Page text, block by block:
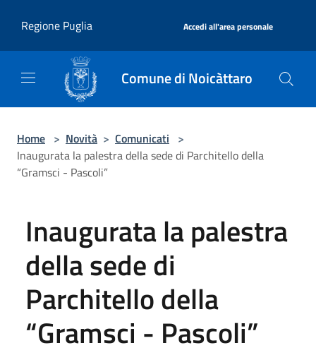
Regione Puglia
Accedi all'area personale
Comune di Noicàttaro
Home > Novità > Comunicati >
Inaugurata la palestra della sede di Parchitello della
“Gramsci - Pascoli”
Inaugurata la palestra
della sede di
Parchitello della
“Gramsci - Pascoli”